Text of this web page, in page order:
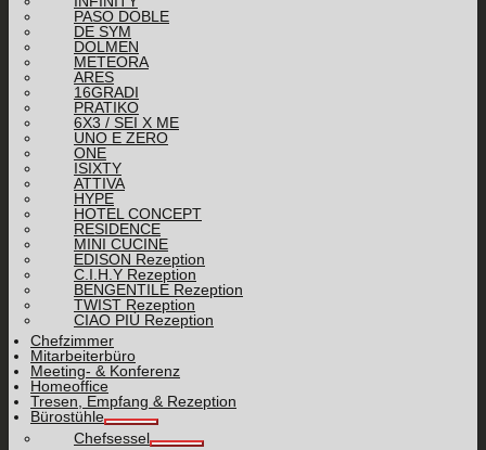
PASO DOBLE
DE SYM
DOLMEN
METEORA
ARES
16GRADI
PRATIKO
6X3 / SEI X ME
UNO E ZERO
ONE
ISIXTY
ATTIVA
HYPE
HOTEL CONCEPT
RESIDENCE
MINI CUCINE
EDISON Rezeption
C.I.H.Y Rezeption
BENGENTILE Rezeption
TWIST Rezeption
CIAO PIÙ Rezeption
Chefzimmer
Mitarbeiterbüro
Meeting- & Konferenz
Homeoffice
Tresen, Empfang & Rezeption
Bürostühle
Chefsessel